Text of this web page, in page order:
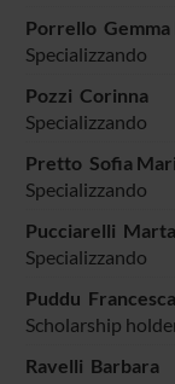
Porrello Gemma
Specializzando
Pozzi Corinna
Specializzando
Pretto Sofia
Specializzando
Pucciarelli Marta
Specializzando
Puddu Francesca
Scholarship
Ravelli Barbara